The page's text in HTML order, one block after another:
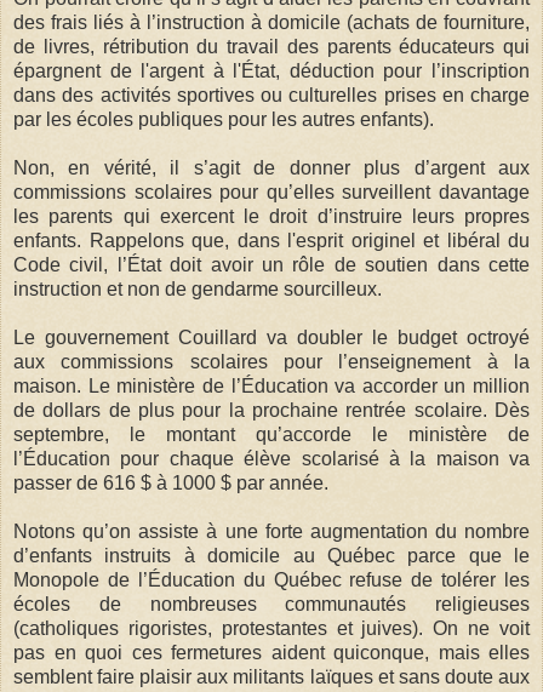
des frais liés à l’instruction à domicile (achats de fourniture,
de livres, rétribution du travail des parents éducateurs qui
épargnent de l'argent à l'État, déduction pour l’inscription
dans des activités sportives ou culturelles prises en charge
par les écoles publiques pour les autres enfants).
Non, en vérité, il s’agit de donner plus d’argent aux
commissions scolaires pour qu’elles surveillent davantage
les parents qui exercent le droit d’instruire leurs propres
enfants. Rappelons que, dans l'esprit originel et libéral du
Code civil, l’État doit avoir un rôle de soutien dans cette
instruction et non de gendarme sourcilleux.
Le gouvernement Couillard va doubler le budget octroyé
aux commissions scolaires pour l’enseignement à la
maison. Le ministère de l’Éducation va accorder un million
de dollars de plus pour la prochaine rentrée scolaire. Dès
septembre, le montant qu’accorde le ministère de
l’Éducation pour chaque élève scolarisé à la maison va
passer de 616 $ à 1000 $ par année.
Notons qu’on assiste à une forte augmentation du nombre
d’enfants instruits à domicile au Québec parce que le
Monopole de l’Éducation du Québec refuse de tolérer les
écoles de nombreuses communautés religieuses
(catholiques rigoristes, protestantes et juives). On ne voit
pas en quoi ces fermetures aident quiconque, mais elles
semblent faire plaisir aux militants laïques et sans doute aux